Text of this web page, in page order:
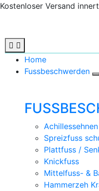
Kostenloser Versand
Home
Fussbeschwerden
Spreizfuss
Plattfuss /
Knickfuss
Mittelfuss- &
Hammerzeh